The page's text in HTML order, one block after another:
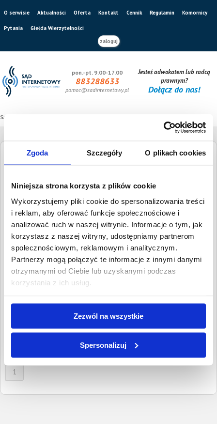
Zgoda Szczegóły O plikach cookies
Niniejsza strona korzysta z plików cookie
Wykorzystujemy pliki cookie do spersonalizowania treści
i reklam, aby oferować funkcje społecznościowe i
analizować ruch w naszej witrynie. Informacje o tym, jak
korzystasz z naszej witryny, udostępniamy partnerom
społecznościowym, reklamowym i analitycznym.
Partnerzy mogą połączyć te informacje z innymi danymi
otrzymanymi od Ciebie lub uzyskanymi podczas
korzystania z ich usług.
Zezwól na wszystkie
Spersonalizuj
O serwisie Aktualności Oferta Kontakt Cennik Regulamin Komornicy
Pytania
Giełda Wierzytelności
zaloguj
pon.-pt. 9.00-17.00
883288633
pomoc@sadinternetowy.pl
Jesteś adwokatem lub radcą
prawnym?
Dołącz do nas!
Sąd internetowy
Giełda Wierzytelności
Szukaj dłużnika
Wpisz NIP, REGON, KRS, miejscowość, nazwę
dłużnika lub inną szukaną frazę
Wysokość długu
Wyczyść Szukaj
Znalezione:1, Łączna wartość:3 867,03 PLN
Dłużnicy
BUDOWLANE
ŁUKASZ GARNCARZ
3 867,03 PLN
1